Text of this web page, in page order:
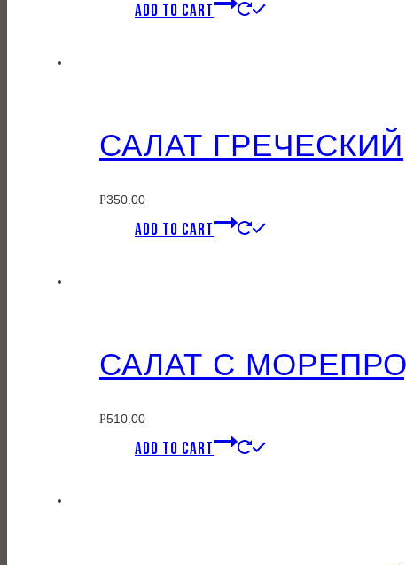
ADD TO CART
САЛАТ ГРЕЧЕСКИЙ
Р350.00
ADD TO CART
САЛАТ С
Р510.00
ADD TO CART